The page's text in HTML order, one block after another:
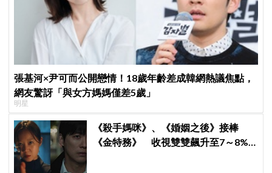
張基河×尹可而公開戀情！18歲年齡差成韓網熱議焦點，
網友驚訝「與女方媽媽僅差5歲」
明星
《殺手媽咪》、《婚姻之後》接棒
《金特務》 收視雙雙飆升至7～8%